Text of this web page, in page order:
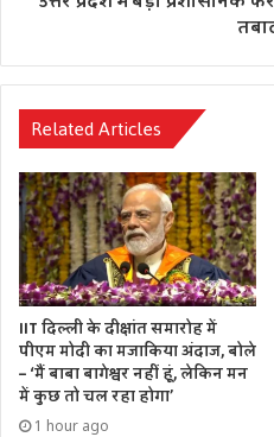
Related Articles
IIT दिल्ली के दीक्षांत समारोह में
पीएम मोदी का मजाकिया अंदाज, बोले
– ‘मैं बाबा बागेश्वर नहीं हूं, लेकिन मन
में कुछ तो चल रहा होगा’
1 hour ago